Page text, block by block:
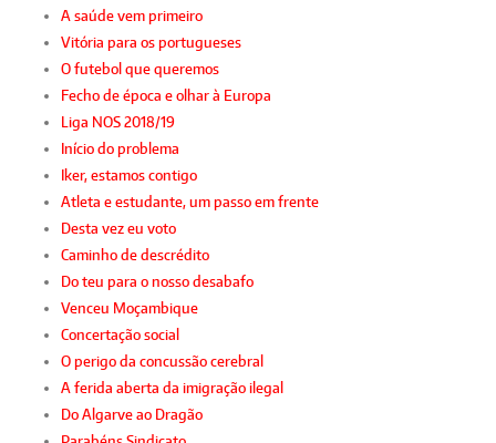
A saúde vem primeiro
Vitória para os portugueses
O futebol que queremos
Fecho de época e olhar à Europa
Liga NOS 2018/19
Início do problema
Iker, estamos contigo
Atleta e estudante, um passo em frente
Desta vez eu voto
Caminho de descrédito
Do teu para o nosso desabafo
Venceu Moçambique
Concertação social
O perigo da concussão cerebral
A ferida aberta da imigração ilegal
Do Algarve ao Dragão